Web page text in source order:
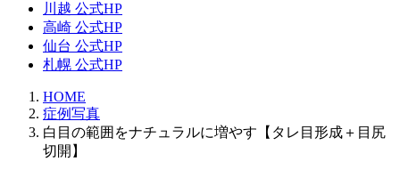
川越 公式HP
高崎 公式HP
仙台 公式HP
札幌 公式HP
HOME
症例写真
白目の範囲をナチュラルに増やす【タレ目形成＋目尻
切開】